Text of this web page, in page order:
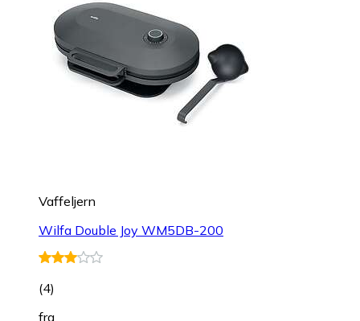
Vaffeljern
Wilfa Double Joy WM5DB-200
(4)
fra